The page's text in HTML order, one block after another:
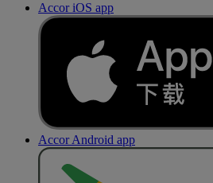
Accor iOS app
Accor Android app